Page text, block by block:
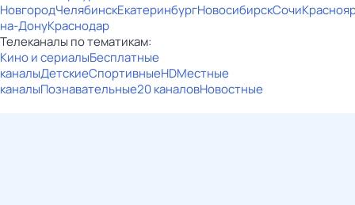
НовгородЧелябинскЕкатеринбургНовосибирскСочи
на-ДонуКраснодар
Телеканалы по тематикам:
Кино и сериалыБесплатные
каналыДетскиеСпортивныеHDМестные
каналыПознавательные20 каналовНовостные